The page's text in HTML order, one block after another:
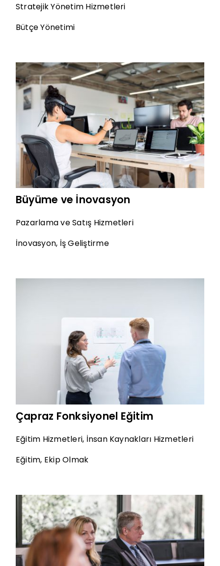
Stratejik Yönetim Hizmetleri
Bütçe Yönetimi
Büyüme ve İnovasyon
Pazarlama ve Satış Hizmetleri
İnovasyon, İş Geliştirme
Çapraz Fonksiyonel Eğitim
Eğitim Hizmetleri, İnsan Kaynakları Hizmetleri
Eğitim, Ekip Olmak